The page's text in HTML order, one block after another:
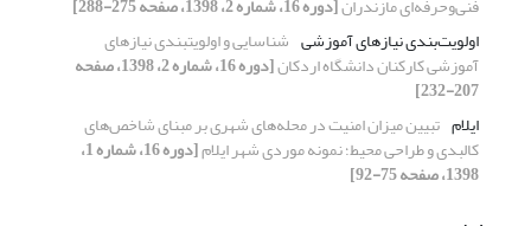
اولویت‌بندی نیازهای آموزشی شناسایی و اولویت‏بندی نیازهای
آموزشی کارکنان دانشگاه اردکان [دوره 16، شماره 2، 1398، صفحه
207-232]
ایلام تبیین میزان امنیت در محله‌های شهری بر مبنای شاخص‌های
کالبدی و طراحی محیط؛ نمونه موردی شهر ایلام [دوره 16، شماره 1،
1398، صفحه 75-92]